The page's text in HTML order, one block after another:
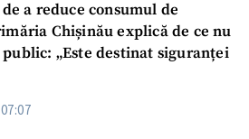
a reduce consumul de
Chișinău explică de ce nu
„Este destinat siguranței